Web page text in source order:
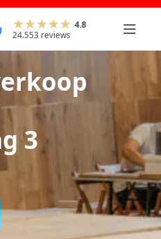
4.8
24.553 reviews
3